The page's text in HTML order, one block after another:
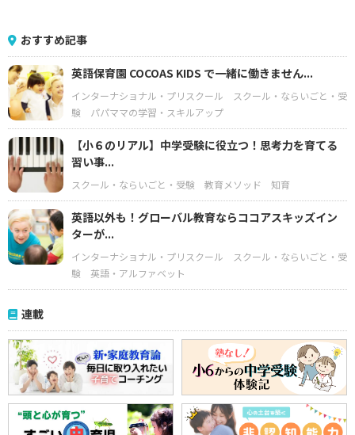
おすすめ記事
英語保育園 COCOAS KIDS で一緒に働きません...
インターナショナル・プリスクール
スクール・ならいごと・受
験
パパママの学習・スキルアップ
【小６のリアル】中学受験に役立つ！思考力を育てる
習い事...
スクール・ならいごと・受験 教育メソッド 知育
英語以外も！グローバル教育ならココアスキッズイン
ターが...
インターナショナル・プリスクール
スクール・ならいごと・受
験
英語・アルファベット
連載